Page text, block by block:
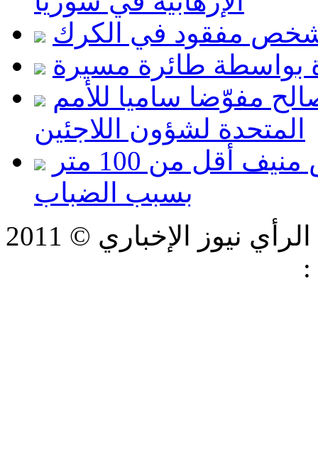
شخص مفقود في الكرك
بواسطة طائرة مسيرة
مفوّضا ساميا للأمم
المتحدة لشؤون اللاجئين
الأرصاد: مدى الرؤية في رأس منيف أقل من 100 متر
بسبب الضباب
نيوز الإخباري © 2011
: